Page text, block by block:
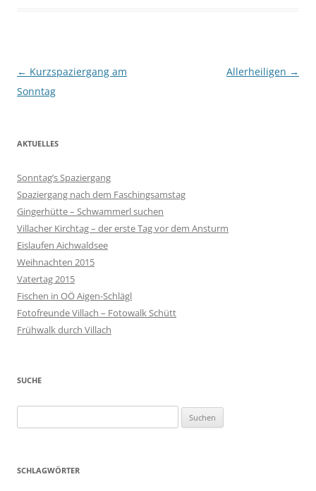
Beitragsnavigation
← Kurzspaziergang am
Sonntag
Allerheiligen →
AKTUELLES
Sonntag’s Spaziergang
Spaziergang nach dem Faschingsamstag
Gingerhütte – Schwammerl suchen
Villacher Kirchtag – der erste Tag vor dem Ansturm
Eislaufen Aichwaldsee
Weihnachten 2015
Vatertag 2015
Fischen in OÖ Aigen-Schlägl
Fotofreunde Villach – Fotowalk Schütt
Frühwalk durch Villach
SUCHE
nach:
SCHLAGWÖRTER